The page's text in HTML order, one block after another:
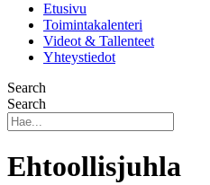
Etusivu
Toimintakalenteri
Videot & Tallenteet
Yhteystiedot
Search
Search
Ehtoollisjuhla